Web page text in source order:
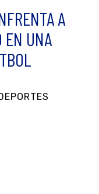
A
EN UNA